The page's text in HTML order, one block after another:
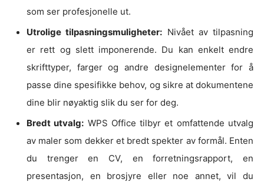
som ser profesjonelle ut.
Utrolige tilpasningsmuligheter: Nivået av tilpasning
er rett og slett imponerende. Du kan enkelt endre
skrifttyper, farger og andre designelementer for å
passe dine spesifikke behov, og sikre at dokumentene
dine blir nøyaktig slik du ser for deg.
Bredt utvalg: WPS Office tilbyr et omfattende utvalg
av maler som dekker et bredt spekter av formål. Enten
du trenger en CV, en forretningsrapport, en
presentasjon, en brosjyre eller noe annet, vil du